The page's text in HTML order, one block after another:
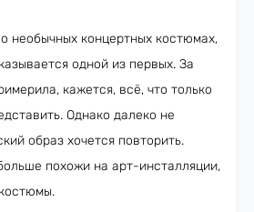
необычных концертных костюмах,
одной из первых. За
кажется, всё, что только
Однако далеко не
образ хочется повторить.
похожи на арт-инсталляции,